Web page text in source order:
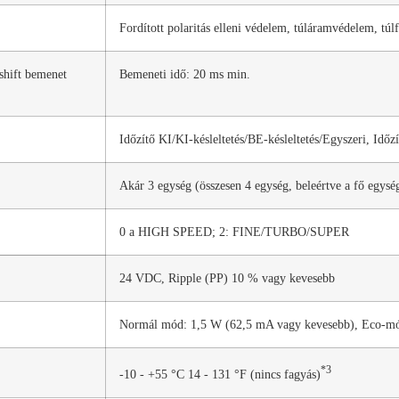
Fordított polaritás elleni védelem, túláramvédelem,
bemenet Bemeneti idő: 20 ms min.
Időzítő KI/KI-késleltetés/BE-késleltetés/Egyszeri,
Akár 3 egység (összesen 4 egység, beleértve a fő
0 a HIGH SPEED; 2: FINE/TURBO/SUPER
24 VDC, Ripple (PP) 10 % vagy kevesebb
Normál mód: 1,5 W (62,5 mA vagy kevesebb), Eco-
-10 - +55 °C 14 - 131 °F (nincs fagyás)*3